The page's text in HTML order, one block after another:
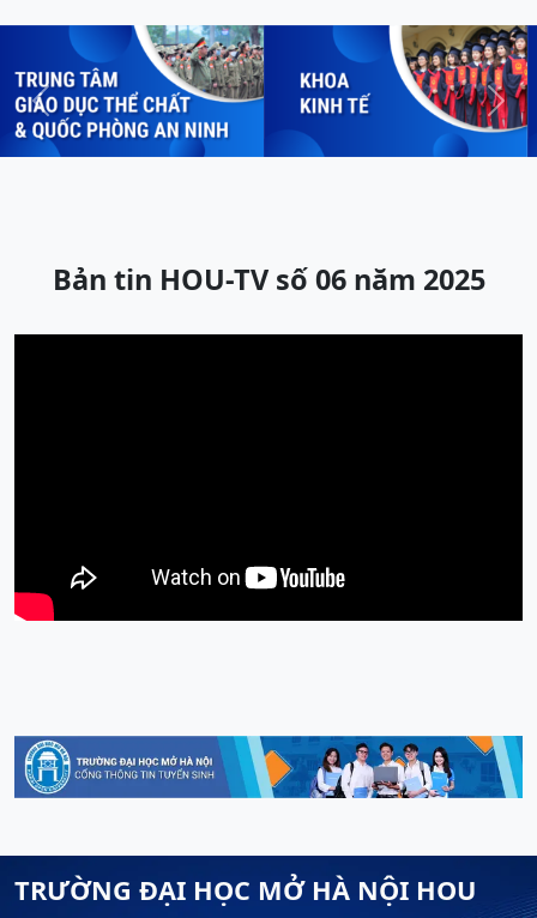
Previous Next
Bản tin HOU-TV số 06 năm 2025
TRƯỜNG ĐẠI HỌC MỞ HÀ NỘI HOU